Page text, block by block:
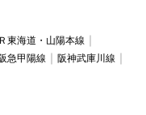
Ｒ東海道・山陽本線
急甲陽線
阪神武庫川線